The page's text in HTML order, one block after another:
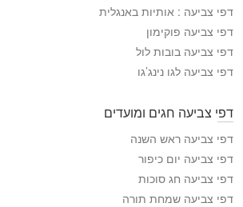
י
ע
ה
דפי צביעה : אותיות באנגלית
דפי צביעה פוקימון
דפי צביעה בובות לול
דפי צביעה לגו נינג’גו
דפי צביעה חגים ומועדים
דפי צביעה ראש השנה
דפי צביעה יום כיפור
דפי צביעה חג סוכות
דפי צביעה שמחת תורה